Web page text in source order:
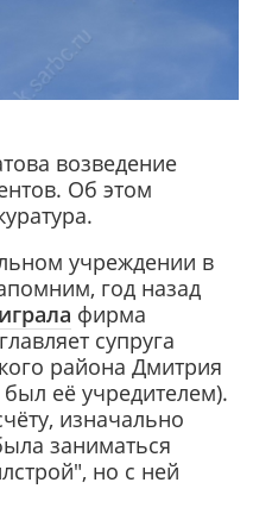
возведение
Об этом
учреждении в
год назад
фирма
супруга
района Дмитрия
её учредителем).
изначально
заниматься
но с ней